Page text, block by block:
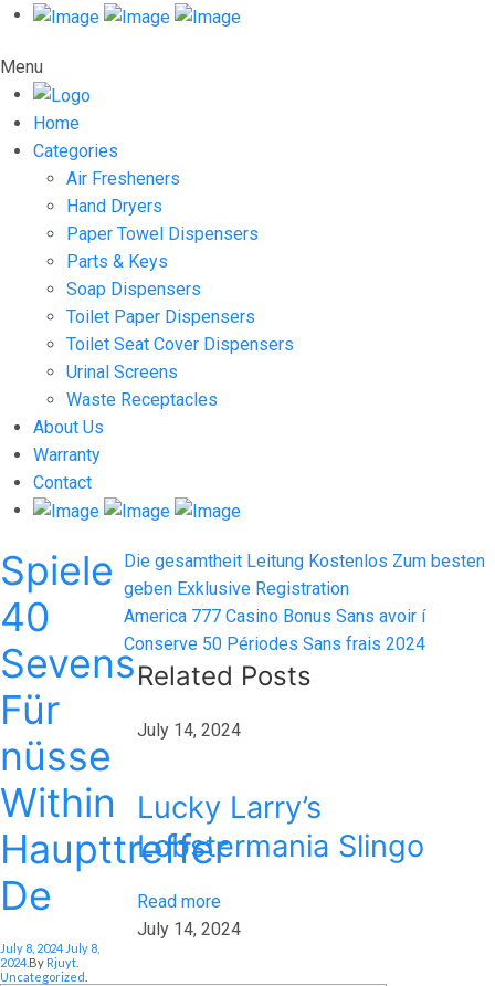
Menu
Home
Categories
Air Fresheners
Hand Dryers
Paper Towel Dispensers
Parts & Keys
Soap Dispensers
Toilet Paper Dispensers
Toilet Seat Cover Dispensers
Urinal Screens
Waste Receptacles
About Us
Warranty
Contact
Spiele
40
Sevens
Für
nüsse
Within
Haupttreffer
De
Posted On
July 8, 2024 July 8,
2024 By Rjuyt
Uncategorized
Post
navigation
Previous
post:
Die gesamtheit Leitung Kostenlos Zum besten
geben Exklusive Registration
Next
post:
America 777 Casino Bonus Sans avoir í
Conserve 50 Périodes Sans frais 2024
Related Posts
July 14, 2024
Lucky Larry’s
Lobstermania Slingo
Read more
July 14, 2024